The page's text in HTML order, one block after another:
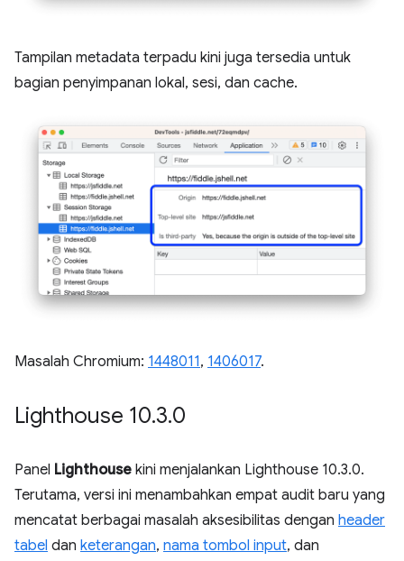
Tampilan metadata terpadu kini juga tersedia untuk
bagian penyimpanan lokal, sesi, dan cache.
Masalah Chromium: 1448011, 1406017.
Lighthouse 10.3.0
Panel Lighthouse kini menjalankan Lighthouse 10.3.0.
Terutama, versi ini menambahkan empat audit baru yang
mencatat berbagai masalah aksesibilitas dengan header
tabel dan keterangan, nama tombol input, dan